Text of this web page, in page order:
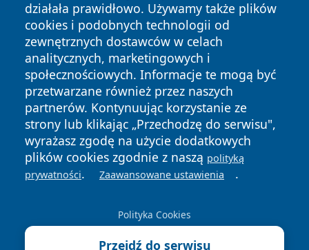
działała prawidłowo. Używamy także plików
cookies i podobnych technologii od
zewnętrznych dostawców w celach
analitycznych, marketingowych i
społecznościowych. Informacje te mogą być
przetwarzane również przez naszych
partnerów. Kontynuując korzystanie ze
strony lub klikając „Przechodzę do serwisu",
wyrażasz zgodę na użycie dodatkowych
plików cookies zgodnie z naszą polityką
prywatności. Zaawansowane ustawienia .
Polityka Cookies
Przejdź do serwisu
Copyright © 2026 dabrowski24.pl Wszystkie prawa
zastrzeżone.
News Autorzy
Polityka
Prywatności
Polityka
Cookies